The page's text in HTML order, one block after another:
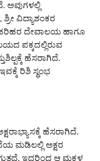
ಅವುಗಳಲ್ಲಿ
ವಿದ್ಯಾಶಂಕರ
ದೇವಾಲಯ ಹಾಗೂ
ಪಕ್ಕದಲ್ಲಿರುವ
ಹೆಸರಾಗಿದೆ.
ರಿಶಿ ಸ್ಥಂಭ
ಹೆಸರಾಗಿದೆ.
ಮಡಿಲಲ್ಲಿ ಅಕ್ಷರ
ಇದರಿಂದ ಆ ಮಕ್ಕಳ